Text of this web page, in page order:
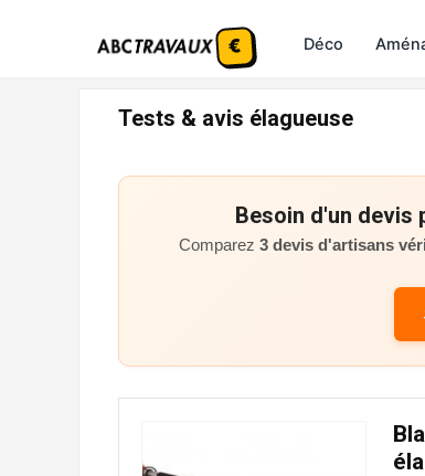
Déco
Tests & avis élagueuse
Besoin d'un devis
Comparez 3 devis d'artisans